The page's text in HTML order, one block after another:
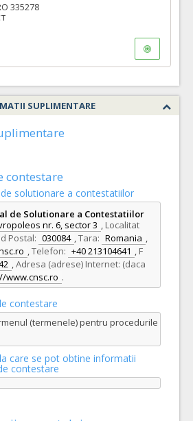
335278
SUPLIMENTARE
contestare
solutionare a contestatiilor
de Solutionare a Contestatiilor
nr. 6, sector 3 , Localitat
Postal: 030084 ,Tara: Romania ,
,Telefon: +40 213104641 , F
,Adresa (adrese) Internet: (daca
www.cnsc.ro .
contestare
(termenele) pentru procedurile
care se pot obtine informatii
contestare